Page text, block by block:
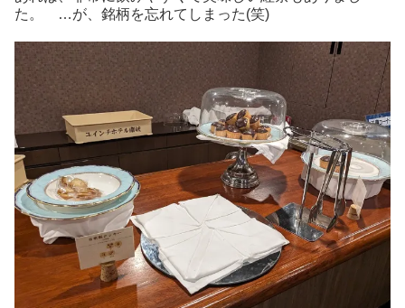
た。 …が、銘柄を忘れてしまった(笑)